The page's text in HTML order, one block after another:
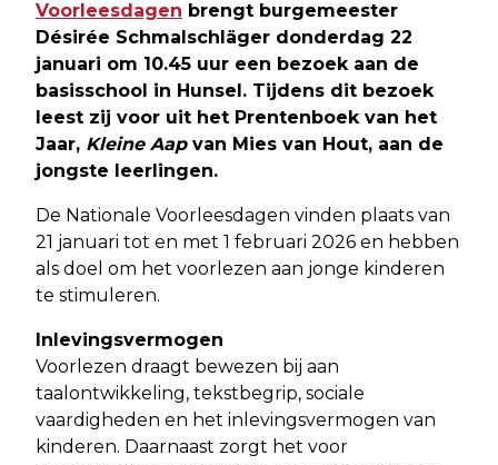
Voorleesdagen brengt burgemeester
Désirée Schmalschläger donderdag 22
januari om 10.45 uur een bezoek aan de
basisschool in Hunsel. Tijdens dit bezoek
leest zij voor uit het Prentenboek van het
Jaar, Kleine Aapvan Mies van Hout, aan de
jongste leerlingen.
De Nationale Voorleesdagen vinden plaats van
21 januari tot en met 1 februari 2026 en hebben
als doel om het voorlezen aan jonge kinderen
te stimuleren.
Inlevingsvermogen
Voorlezen draagt bewezen bij aan
taalontwikkeling, tekstbegrip, sociale
vaardigheden en het inlevingsvermogen van
kinderen. Daarnaast zorgt het voor